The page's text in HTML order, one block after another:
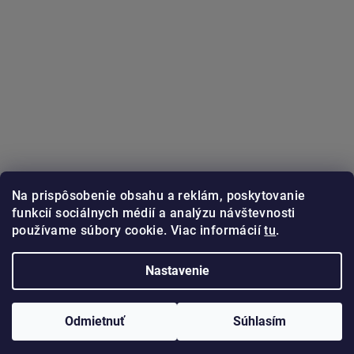
Na prispôsobenie obsahu a reklám, poskytovanie
funkcií sociálnych médií a analýzu návštevnosti
používame súbory cookie. Viac informáciítu.
Nastavenie
Odmietnuť Súhlasím
Sledovať na Instagrame
GUNSTER.sk
Vytvoril Shoptet